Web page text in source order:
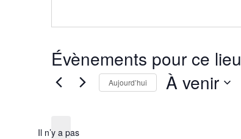
Évènements pour ce lieu
Il n’y a pas
Aujourd’hui À venir